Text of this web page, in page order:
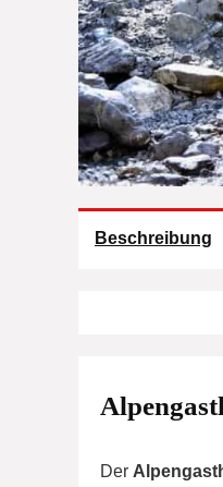
Beschreibung
Der